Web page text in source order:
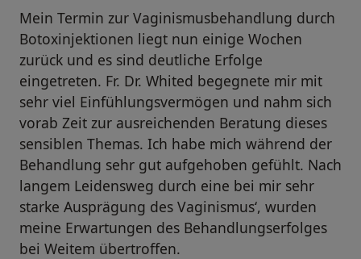
Mein Termin zur Vaginismusbehandlung durch
Botoxinjektionen liegt nun einige Wochen
zurück und es sind deutliche Erfolge
eingetreten. Fr. Dr. Whited begegnete mir mit
sehr viel Einfühlungsvermögen und nahm sich
vorab Zeit zur ausreichenden Beratung dieses
sensiblen Themas. Ich habe mich während der
Behandlung sehr gut aufgehoben gefühlt. Nach
langem Leidensweg durch eine bei mir sehr
starke Ausprägung des Vaginismus‘, wurden
meine Erwartungen des Behandlungserfolges
bei Weitem übertroffen.